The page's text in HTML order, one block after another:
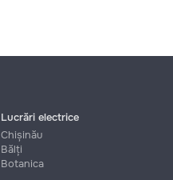
Lucrări electrice
Chișinău
Bălți
Botanica